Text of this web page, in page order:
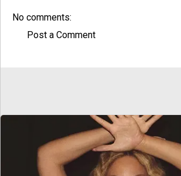
No comments:
Post a Comment